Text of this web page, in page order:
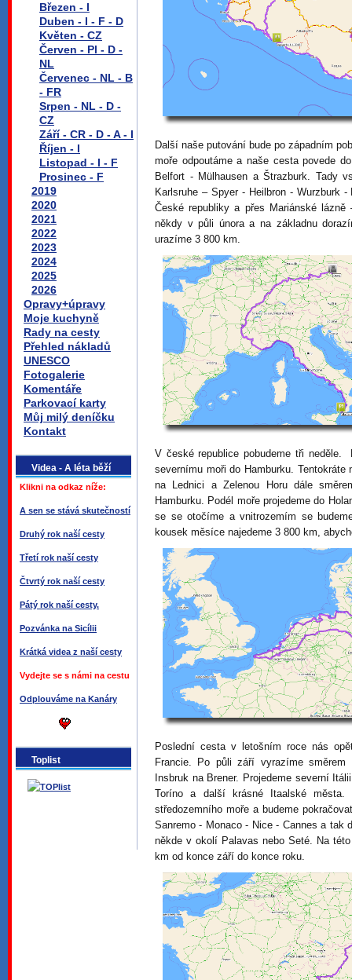
Březen - I
Duben - I - F - D
Květen - CZ
Červen - Pl - D -
NL
Červenec - NL - B
- FR
Srpen - NL - D -
CZ
Září - CR - D - A - I
Říjen - I
Listopad - I - F
Prosinec - F
2019
2020
2021
2022
2023
2024
2025
2026
Opravy+úpravy
Moje kuchyně
Rady na cesty
Přehled nákladů
UNESCO
Fotogalerie
Komentáře
Parkovací karty
Můj milý deníčku
Kontakt
Videa - A léta běží
Klikni na odkaz níže:
A sen se stává skutečností
Druhý rok naší cesty
Třetí rok naší cesty
Čtvrtý rok naší cesty
Pátý rok naší cesty.
Pozvánka na Sicílii
Krátká videa z naší cesty
Vydejte se s námi na cestu
Odplouváme na Kanáry
Toplist
Další naše putování bude po západním
moře odpoutáme a naše cesta povede
Belfort - Mülhausen a Štrazburk. Tady
Karlsruhe – Spyer - Heilbron - Wurzburk
České republiky a přes Mariánské
někdy v půli února a na základnu
urazíme 3 800 km.
V české republice pobudeme tři
severnímu moři do Hamburku.
na Lednici a Zelenou Horu dále
Hamburku. Podél moře projedeme do
se se otočíme a vnitrozemím se
kousek měsíce najedeme 3 800 km,
Poslední cesta v letošním roce nás
Francie. Po půli září vyrazíme
Insbruk na Brener. Projedeme severní
Toríno a další krásné Itaalské
středozemního moře a budeme
Sanremo - Monaco - Nice - Cannes a tak
někde v okolí Palavas nebo Seté. Na
km od konce září do konce roku.